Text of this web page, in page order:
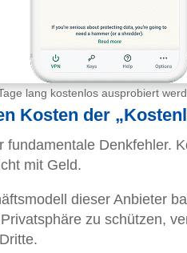
lang kostenlos ausprobiert
Kosten der
fundamentale Denkfehler.
mit Geld.
dieser Anbieter
zu schützen,